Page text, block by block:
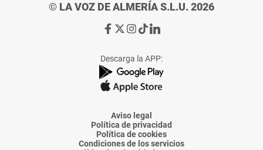
© LA VOZ DE ALMERÍA S.L.U. 2026
Ir
de
La
Voz
Almería
Ir
de
La
Voz
Almería
Ir
de
La
Voz
Almería
Ir
de
La
Voz
Almería
Ir
de
La
Voz
Descarga la APP:
Aviso legal
Política de privacidad
Política de cookies
Condiciones de los servicios